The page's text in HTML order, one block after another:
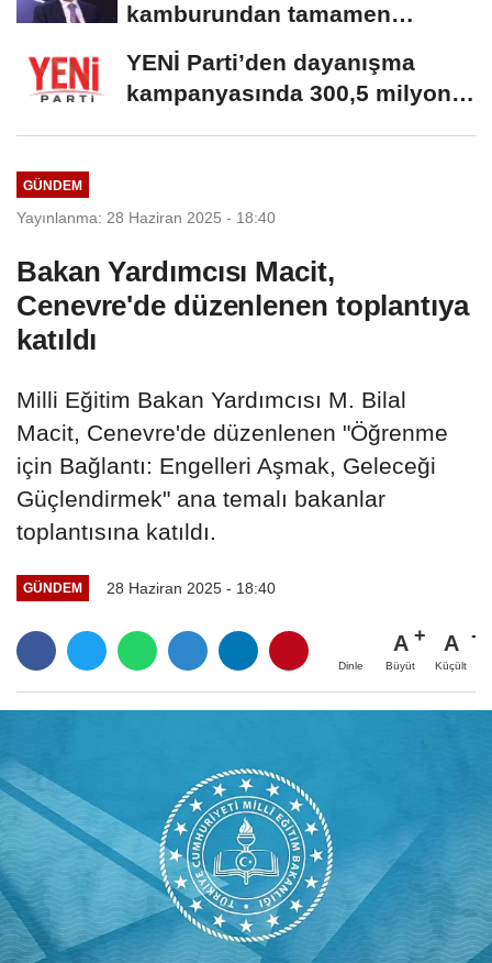
kamburundan tamamen
kurtaracak adımları...
YENİ Parti’den dayanışma
kampanyasında 300,5 milyon
GÜNDEM
Yayınlanma: 28 Haziran 2025 - 18:40
Bakan Yardımcısı Macit,
Cenevre'de düzenlenen toplantıya
katıldı
Milli Eğitim Bakan Yardımcısı M. Bilal
Macit, Cenevre'de düzenlenen "Öğrenme
için Bağlantı: Engelleri Aşmak, Geleceği
Güçlendirmek" ana temalı bakanlar
toplantısına katıldı.
GÜNDEM 28 Haziran 2025 - 18:40
Dinle
A
Büyüt
A
Küçült